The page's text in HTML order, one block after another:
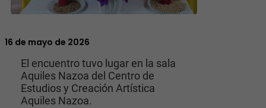
16 de mayo de 2026
El encuentro tuvo lugar en la sala
Aquiles Nazoa del Centro de
Estudios y Creación Artística
Aquiles Nazoa.